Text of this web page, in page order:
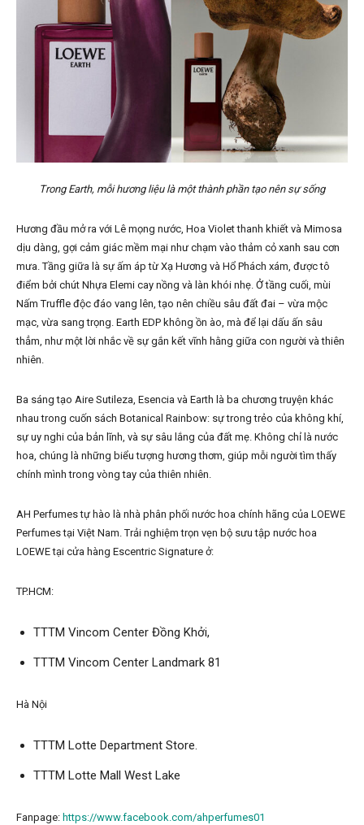
Trong Earth, mỗi hương liệu là một thành phần tạo nên sự sống
Hương đầu mở ra với Lê mọng nước, Hoa Violet thanh khiết và Mimosa
dịu dàng, gợi cảm giác mềm mại như chạm vào thảm cỏ xanh sau cơn
mưa. Tầng giữa là sự ấm áp từ Xạ Hương và Hổ Phách xám, được tô
điểm bởi chút Nhựa Elemi cay nồng và làn khói nhẹ. Ở tầng cuối, mùi
Nấm Truffle độc đáo vang lên, tạo nên chiều sâu đất đai – vừa mộc
mạc, vừa sang trọng. Earth EDP không ồn ào, mà để lại dấu ấn sâu
thẳm, như một lời nhắc về sự gắn kết vĩnh hằng giữa con người và thiên
nhiên.
Ba sáng tạo Aire Sutileza, Esencia và Earth là ba chương truyện khác
nhau trong cuốn sách Botanical Rainbow: sự trong trẻo của không khí,
sự uy nghi của bản lĩnh, và sự sâu lắng của đất mẹ. Không chỉ là nước
hoa, chúng là những biểu tượng hương thơm, giúp mỗi người tìm thấy
chính mình trong vòng tay của thiên nhiên.
AH Perfumes tự hào là nhà phân phối nước hoa chính hãng của LOEWE
Perfumes tại Việt Nam. Trải nghiệm trọn vẹn bộ sưu tập nước hoa
LOEWE tại cửa hàng Escentric Signature ở:
TP.HCM:
TTTM Vincom Center Đồng Khởi,
TTTM Vincom Center Landmark 81
Hà Nội
TTTM Lotte Department Store.
TTTM Lotte Mall West Lake
Fanpage: https://www.facebook.com/ahperfumes01